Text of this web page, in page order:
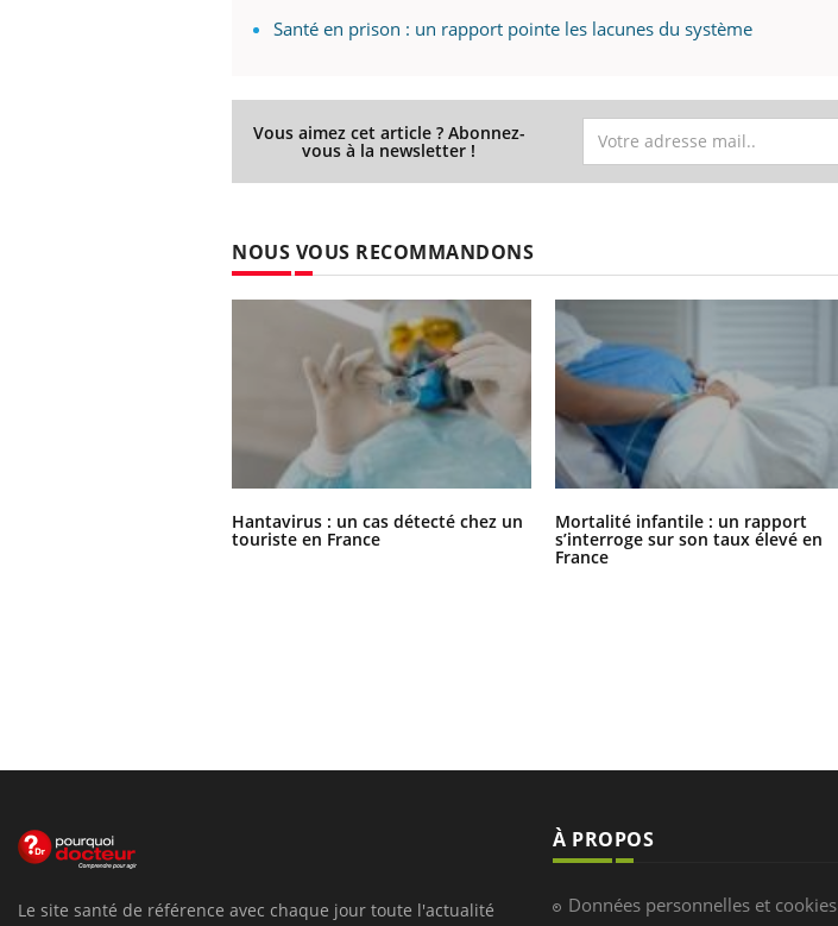
Santé en prison : un rapport pointe les lacunes du système
Vous aimez cet article ? Abonnez-
vous à la newsletter !
NOUS VOUS RECOMMANDONS
Hantavirus : un cas détecté chez un
touriste en France
Mortalité infantile : un rapport
s’interroge sur son taux élevé en
France
Le site santé de référence avec chaque jour toute l'actualité
À PROPOS
Données personnelles et cookies